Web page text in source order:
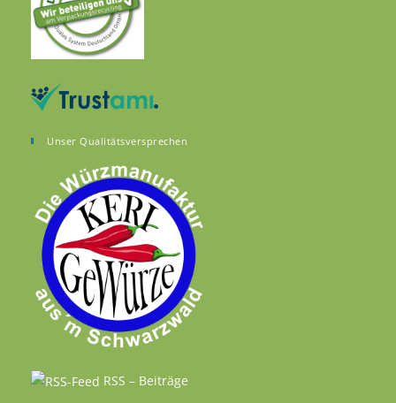
Unser Qualitätsversprechen
RSS – Beiträge